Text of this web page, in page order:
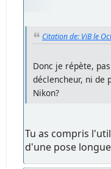
Citation de: ViB le
Donc je répète,
déclencheur, ni de
Nikon?
Tu as compris
d'une pose